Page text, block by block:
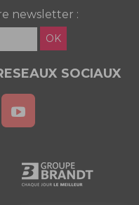
newsletter :
OK
SOCIAUX